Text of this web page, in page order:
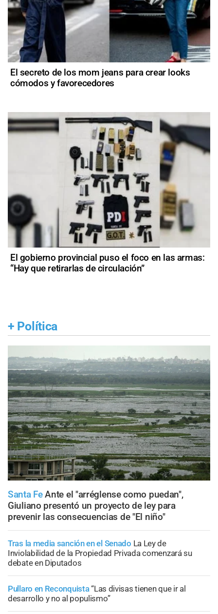
El secreto de los mom jeans para crear looks
cómodos y favorecedores
El gobierno provincial puso el foco en las armas:
“Hay que retirarlas de circulación”
+ Política
Santa Fe Ante el "arréglense como puedan",
Giuliano presentó un proyecto de ley para
prevenir las consecuencias de "El niño"
Tras la media sanción en el Senado La Ley de
Inviolabilidad de la Propiedad Privada comenzará su
debate en Diputados
Pullaro en Reconquista“Las divisas tienen que ir al
desarrollo y no al populismo”